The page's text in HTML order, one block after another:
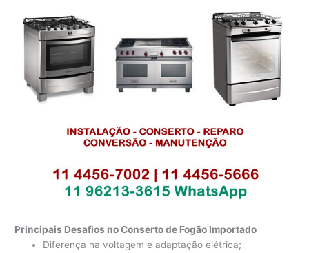
Principais Desafios no Conserto de Fogão Importado
Diferença na voltagem e adaptação elétrica;